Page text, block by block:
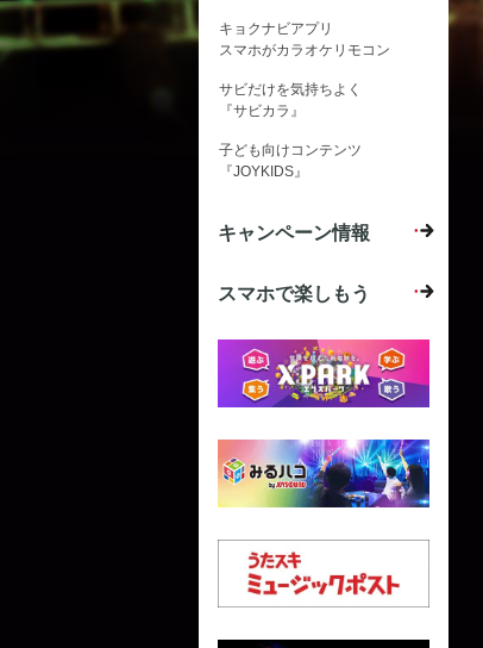
キョクナビアプリ
スマホがカラオケリモコン
サビだけを気持ちよく
『サビカラ』
子ども向けコンテンツ
『JOYKIDS』
キャンペーン情報
スマホで楽しもう